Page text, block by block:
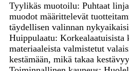
Tyylikäs muotoilu: Puhtaat
muodot määrittelevät
täydellisen valinnan
Huippulaatu: Korkealaatuisista
materiaaleista valmistetut
kestämään, mikä takaa